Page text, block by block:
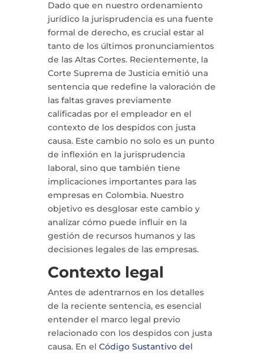
Dado que en nuestro ordenamiento
jurídico la jurisprudencia es una fuente
formal de derecho, es crucial estar al
tanto de los últimos pronunciamientos
de las Altas Cortes. Recientemente, la
Corte Suprema de Justicia emitió una
sentencia que redefine la valoración de
las faltas graves previamente
calificadas por el empleador en el
contexto de los despidos con justa
causa. Este cambio no solo es un punto
de inflexión en la jurisprudencia
laboral, sino que también tiene
implicaciones importantes para las
empresas en Colombia. Nuestro
objetivo es desglosar este cambio y
analizar cómo puede influir en la
gestión de recursos humanos y las
decisiones legales de las empresas.
Contexto legal
Antes de adentrarnos en los detalles
de la reciente sentencia, es esencial
entender el marco legal previo
relacionado con los despidos con justa
causa. En el Código Sustantivo del